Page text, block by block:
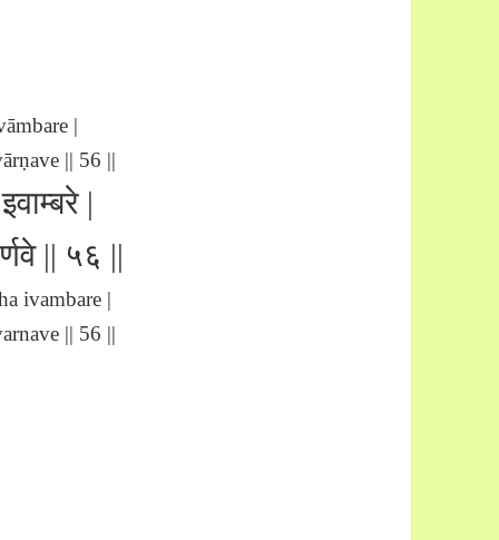
|
|| 56 ||
|
|| ५६ ||
ivambare |
|| 56 ||